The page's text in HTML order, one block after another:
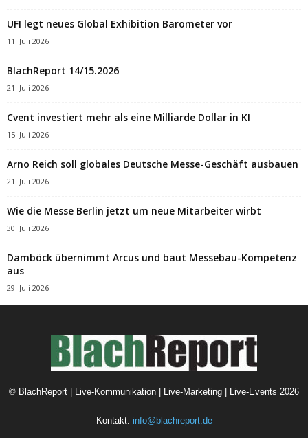
UFI legt neues Global Exhibition Barometer vor
11. Juli 2026
BlachReport 14/15.2026
21. Juli 2026
Cvent investiert mehr als eine Milliarde Dollar in KI
15. Juli 2026
Arno Reich soll globales Deutsche Messe-Geschäft ausbauen
21. Juli 2026
Wie die Messe Berlin jetzt um neue Mitarbeiter wirbt
30. Juli 2026
Damböck übernimmt Arcus und baut Messebau-Kompetenz
aus
29. Juli 2026
© BlachReport | Live-Kommunikation | Live-Marketing | Live-Events 2026
Kontakt: info@blachreport.de